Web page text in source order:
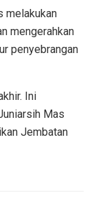
melakukan
mengerahkan
penyebrangan
Ini
Mas
Jembatan